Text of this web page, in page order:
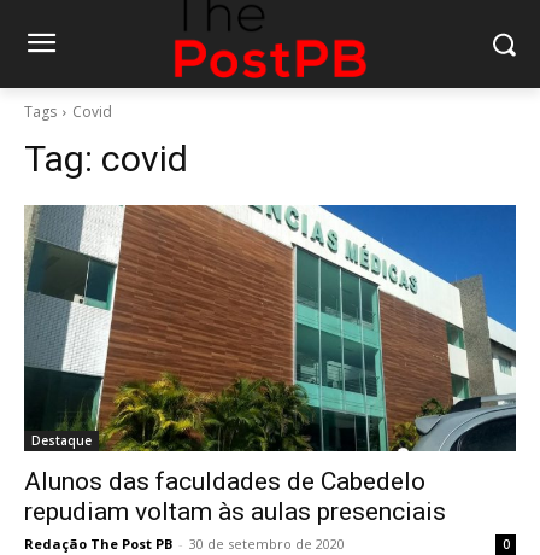
Tags Covid
Tag: covid
Destaque
Alunos das faculdades de Cabedelo
repudiam voltam às aulas presenciais
Redação The Post PB - 30 de setembro de 2020 0